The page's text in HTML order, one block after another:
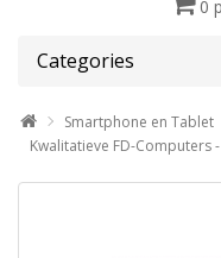
0
Categories
Smartphone en Tablet
Kwalitatieve FD-Computers -